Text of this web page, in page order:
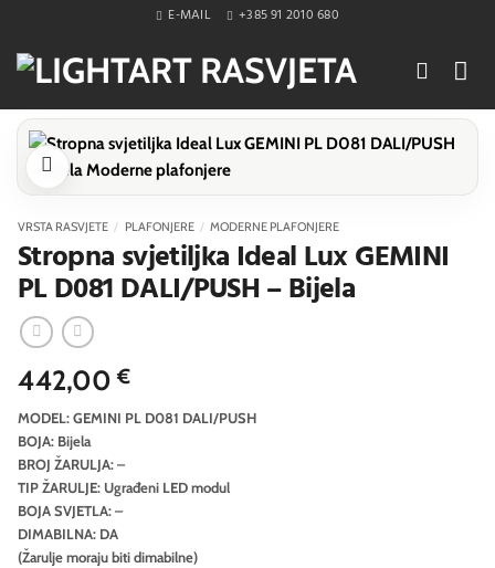
content
E-MAIL +385 91 2010 680
VRSTA RASVJETE / PLAFONJERE / MODERNE PLAFONJERE
Stropna svjetiljka Ideal Lux GEMINI
PL D081 DALI/PUSH – Bijela
442,00€
MODEL: GEMINI PL D081 DALI/PUSH
BOJA: Bijela
BROJ ŽARULJA: –
TIP ŽARULJE: Ugrađeni LED modul
BOJA SVJETLA: –
DIMABILNA: DA
(Žarulje moraju biti dimabilne)